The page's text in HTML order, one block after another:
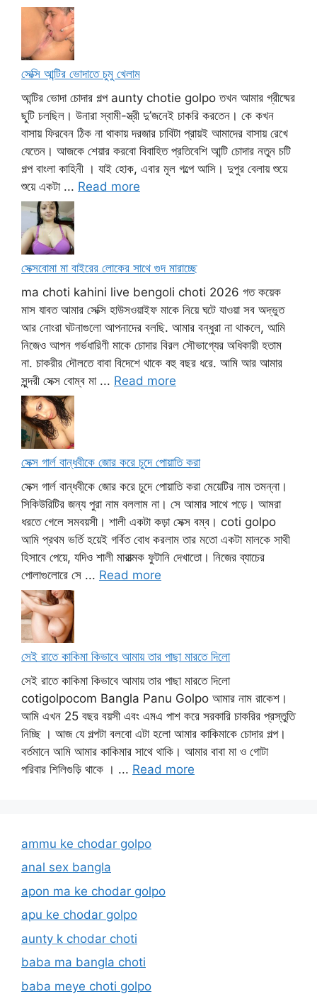
সেক্সি আন্টির ভোদাতে চুমু খেলাম
আন্টির ভোদা চোদার গল্প aunty chotie golpo তখন আমার গ্রীষ্মের
ছুটি চলছিল। উনারা স্বামী-স্ত্রী দু’জনেই চাকরি করতেন। কে কখন
বাসায় ফিরবেন ঠিক না থাকায় দরজার চাবিটা প্রায়ই আমাদের বাসায় রেখে
যেতেন। আজকে শেয়ার করবো বিবাহিত প্রতিবেশি আন্টি চোদার নতুন চটি
গল্প বাংলা কাহিনী । যাই হোক, এবার মূল গল্পে আসি। দুপুর বেলায় শুয়ে
শুয়ে একটা ... Read more
সেক্সবোমা মা বাইরের লোকের সাথে গুদ মারাচ্ছে
ma choti kahini live bengoli choti 2026 গত কয়েক
মাস যাবত আমার সেক্সি হাউসওয়াইফ মাকে নিয়ে ঘটে যাওয়া সব অদ্ভুত
আর নোংরা ঘটনাগুলো আপনাদের বলছি. আমার বন্ধুরা না থাকলে, আমি
নিজেও আপন গর্ভধারিণী মাকে চোদার বিরল সৌভাগ্যের অধিকারী হতাম
না. চাকরীর দৌলতে বাবা বিদেশে থাকে বহু বছর ধরে. আমি আর আমার
সুন্দরী সেক্স বোম্ব মা ... Read more
সেক্স গার্ল বান্ধবীকে জোর করে চুদে পোয়াতি করা
সেক্স গার্ল বান্ধবীকে জোর করে চুদে পোয়াতি করা মেয়েটির নাম তমন্না।
সিকিউরিটির জন্য পুরা নাম বললাম না। সে আমার সাথে পড়ে। আমরা
ধরতে গেলে সমবয়সী। শালী একটা কড়া সেক্স বম্ব। coti golpo
আমি প্রথম ভর্তি হয়েই গর্বিত বোধ করলাম তার মতো একটা মালকে সাথী
হিসাবে পেয়ে, যদিও শালী মারাত্মক ফুটানি দেখাতো। নিজের ব্যাচের
পোলাগুলোরে সে ... Read more
সেই রাতে কাকিমা কিভাবে আমায় তার পাছা মারতে দিলো
সেই রাতে কাকিমা কিভাবে আমায় তার পাছা মারতে দিলো
cotigolpocom Bangla Panu Golpo আমার নাম রাকেশ।
আমি এখন 25 বছর বয়সী এবং এমএ পাশ করে সরকারি চাকরির প্রস্তুতি
নিচ্ছি । আজ যে গল্পটা বলবো এটা হলো আমার কাকিমাকে চোদার গল্প।
বর্তমানে আমি আমার কাকিমার সাথে থাকি। আমার বাবা মা ও গোটা
পরিবার শিলিগুড়ি থাকে । ... Read more
ammu ke chodar golpo
anal sex bangla
apon ma ke chodar golpo
apu ke chodar golpo
aunty k chodar choti
baba ma bangla choti
baba meye choti golpo